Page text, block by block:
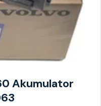
Akumulator